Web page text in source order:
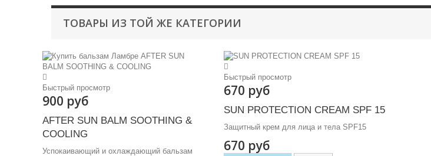
ТОВАРЫ ИЗ ТОЙ ЖЕ КАТЕГОРИИ
Быстрый просмотр
900 руб
AFTER SUN BALM SOOTHING &
COOLING
Успокаивающий и охлаждающий бальзам
Быстрый просмотр
670 руб
SUN PROTECTION CREAM SPF 15
Защитный крем для лица и тела SPF15
670 руб